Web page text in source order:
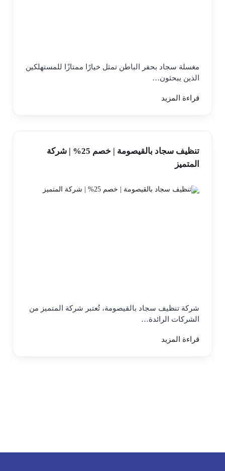
مغسلة سجاد بحفر الباطن تمثل خيارًا ممتازًا للمستهلكين
الذين يبحثون…
قراءة المزيد
تنظيف سجاد بالقيصومة | خصم 25% | شركة
المتميز
شركة تنظيف سجاد بالقيصومة، تُعتبر شركة المتميز من
الشركات الرائدة…
قراءة المزيد